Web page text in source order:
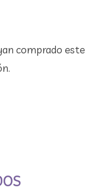
comprado este